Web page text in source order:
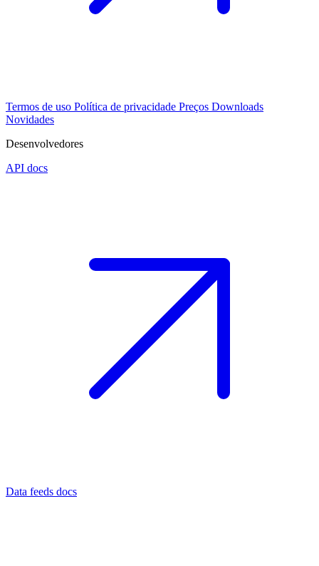
Termos de uso Política de privacidade Preços Downloads
Novidades
Desenvolvedores
API docs
Data feeds docs